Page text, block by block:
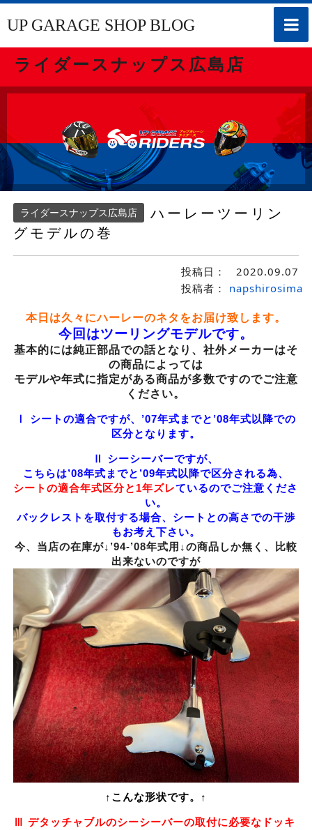
toggle
UP GARAGE SHOP BLOG
ライダースナップス広島店
ライダースナップス広島店
ハーレーツーリン
グモデルの巻
投稿日：
2020.09.07
投稿者：
napshirosima
本日は久々にハーレーのネタをお届け致します。
今回はツーリングモデルです。
基本的には純正部品での話となり、社外メーカーはそ
の商品によっては
モデルや年式に指定がある商品が多数ですのでご注意
ください。
Ⅰ シートの適合ですが、’07年式までと’08年式以降での
区分となります。
Ⅱ シーシーバーですが、
こちらは’08年式までと’09年式以降で区分される為、
シートの適合年式区分と1年ズレているのでご注意くださ
い。
バックレストを取付する場合、シートとの高さでの干渉
もお考え下さい。
今、当店の在庫が↓’94-’08年式用↓の商品しか無く、比較
出来ないのですが
↑こんな形状です。↑
Ⅲ デタッチャブルのシーシーバーの取付に必要なドッキ